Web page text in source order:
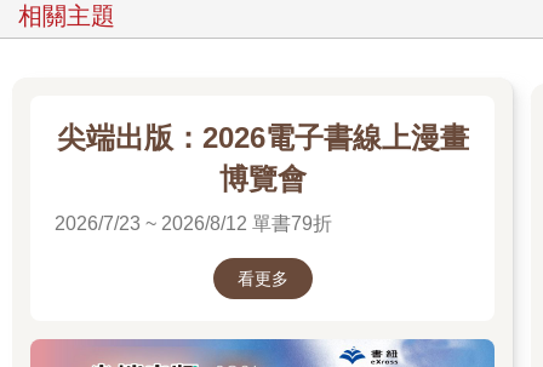
相關主題
尖端出版：2026電子書線上漫畫
博覽會
2026/7/23 ~ 2026/8/12 單書79折
看更多